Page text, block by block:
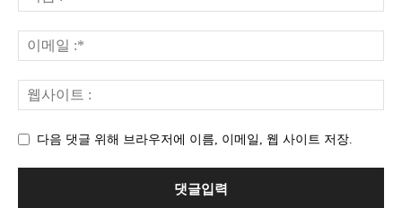
다음 댓글 위해 브라우저에 이름, 이메일, 웹 사이트 저장.